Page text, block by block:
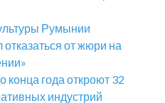
Румынии
от жюри на
конца года откроют 32
индустрий